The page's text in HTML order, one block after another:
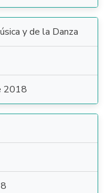
y de la Danza
2018